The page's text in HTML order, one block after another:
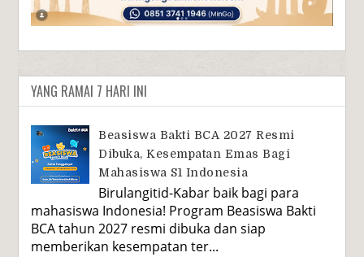
YANG RAMAI 7 HARI INI
Beasiswa Bakti BCA 2027 Resmi
Dibuka, Kesempatan Emas Bagi
Mahasiswa S1 Indonesia
Birulangitid-Kabar baik bagi para
mahasiswa Indonesia! Program Beasiswa Bakti
BCA tahun 2027 resmi dibuka dan siap
memberikan kesempatan ter...